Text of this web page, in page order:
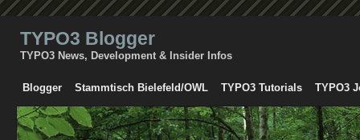
TYPO3 Blogger
TYPO3 News, Development & Insider Infos
Blogger Stammtisch Bielefeld/OWL TYPO3 Tutorials TYPO3